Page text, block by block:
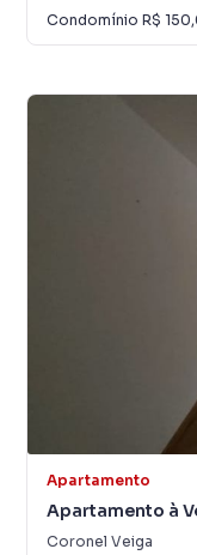
Condomínio R$
Apartamento
Apartamento à
Coronel Veiga